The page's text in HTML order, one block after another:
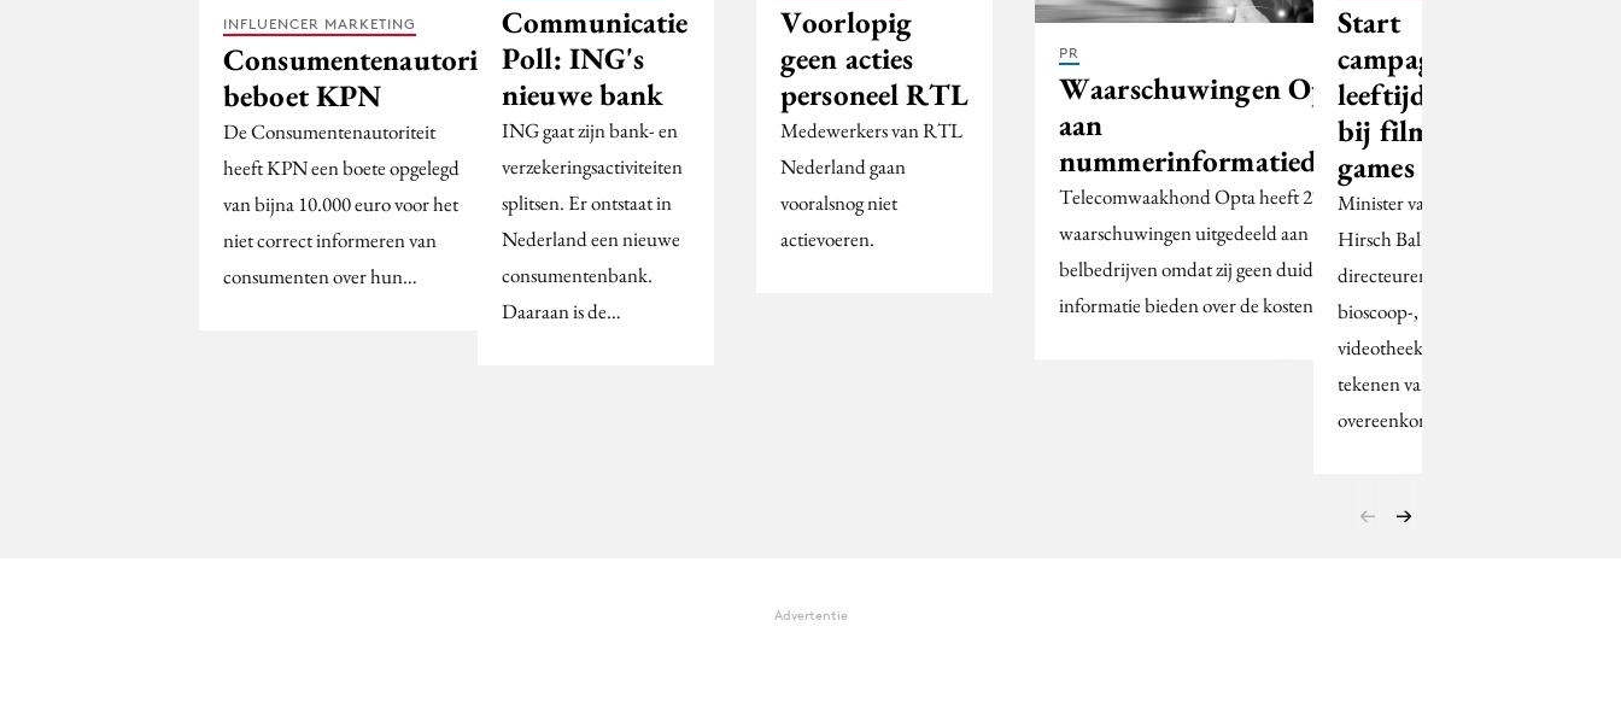
INFLUENCER MARKETING
Consumentenautoriteit
beboet KPN
De Consumentenautoriteit
heeft KPN een boete opgelegd
van bijna 10.000 euro voor het
niet correct informeren van
consumenten over hun…
Communicatie
Poll: ING's
nieuwe bank
ING gaat zijn bank- en
verzekeringsactiviteiten
splitsen. Er ontstaat in
Nederland een nieuwe
consumentenbank.
Daaraan is de…
Voorlopig
geen acties
personeel RTL
Medewerkers van RTL
Nederland gaan
vooralsnog niet
actievoeren.
PR
Waarschuwingen Opta
aan
nummerinformatiediensten
Telecomwaakhond Opta heeft 27
waarschuwingen uitgedeeld aan
belbedrijven omdat zij geen duidelijke
informatie bieden over de kosten van…
Start
campagne
leeftijdsgrenzen
bij films en
games
Minister van Justitie
Hirsch Ballin en
directeuren van
bioscoop-, winkel- en
videotheekketens
tekenen vanmiddag een
overeenkomst voor…
Advertentie